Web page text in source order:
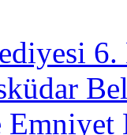
6.